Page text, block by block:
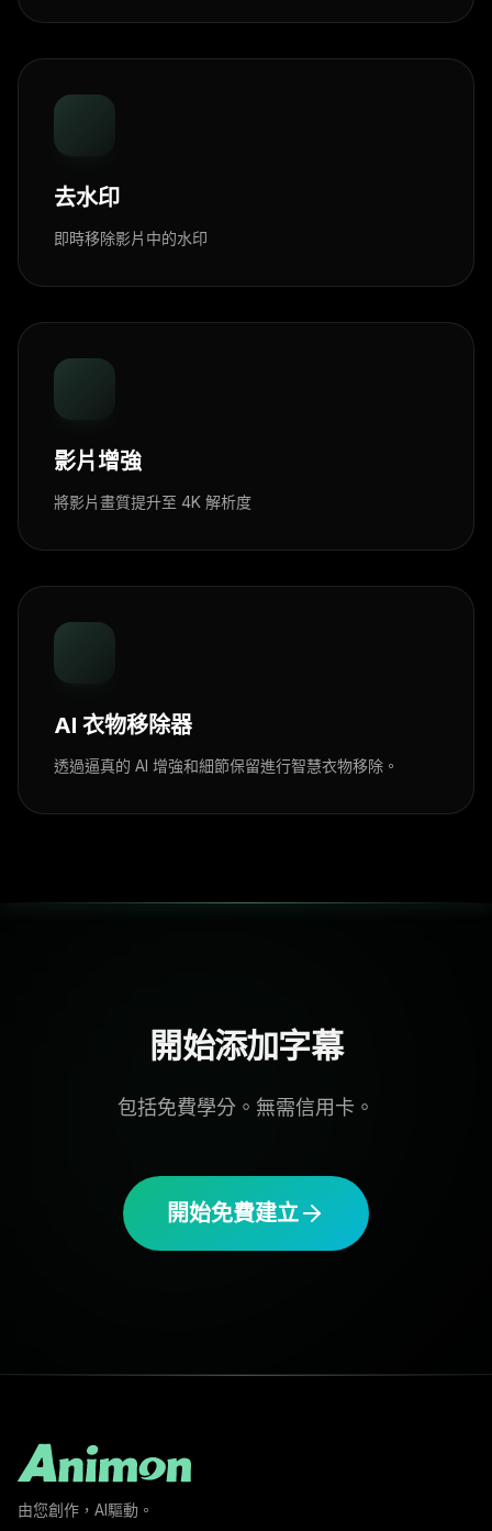
去水印
即時移除影片中的水印
影片增強
將影片畫質提升至 4K 解析度
AI 衣物移除器
透過逼真的 AI 增強和細節保留進行智慧衣物移除。
開始添加字幕
包括免費學分。無需信用卡。
開始免費建立
由您創作，AI驅動。